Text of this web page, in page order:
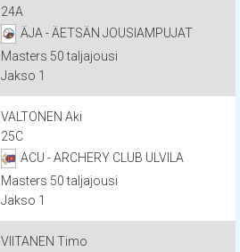
24A
ÄJA - ÄETSÄN JOUSIAMPUJAT
Masters 50 taljajousi
Jakso 1
VALTONEN Aki
25C
ACU - ARCHERY CLUB ULVILA
Masters 50 taljajousi
Jakso 1
VIITANEN Timo